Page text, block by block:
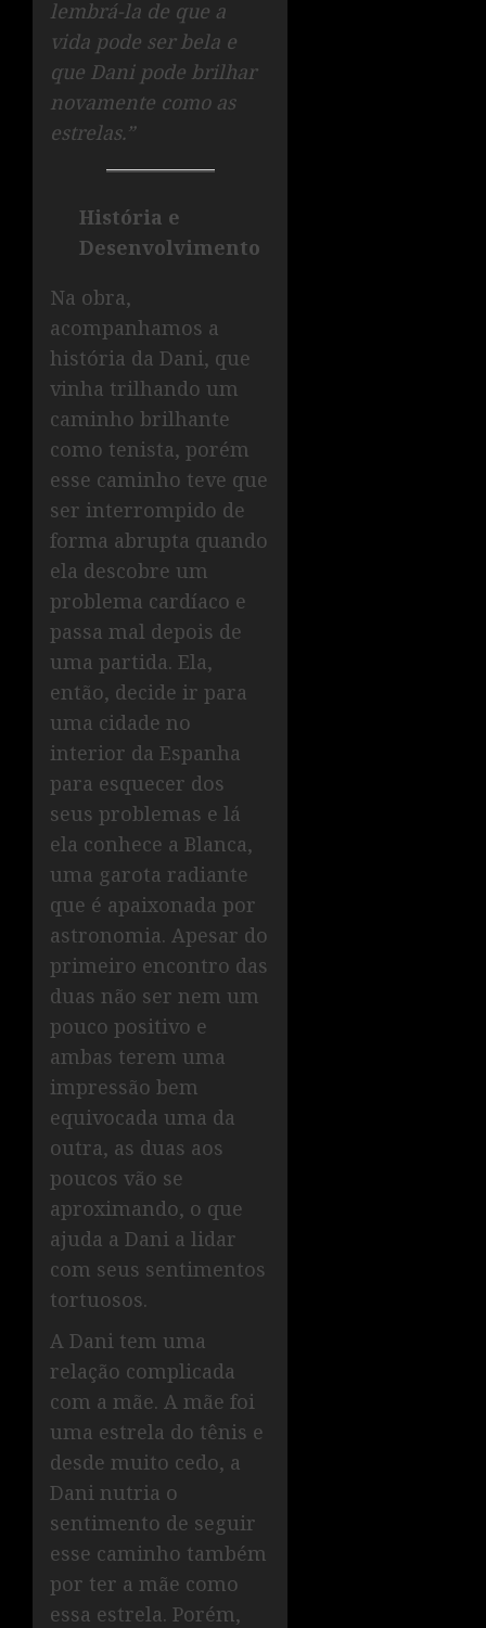
lembrá-la de que a
vida pode ser bela e
que Dani pode brilhar
novamente como as
estrelas.”
História e
Desenvolvimento
Na obra,
acompanhamos a
história da Dani, que
vinha trilhando um
caminho brilhante
como tenista, porém
esse caminho teve que
ser interrompido de
forma abrupta quando
ela descobre um
problema cardíaco e
passa mal depois de
uma partida. Ela,
então, decide ir para
uma cidade no
interior da Espanha
para esquecer dos
seus problemas e lá
ela conhece a Blanca,
uma garota radiante
que é apaixonada por
astronomia. Apesar do
primeiro encontro das
duas não ser nem um
pouco positivo e
ambas terem uma
impressão bem
equivocada uma da
outra, as duas aos
poucos vão se
aproximando, o que
ajuda a Dani a lidar
com seus sentimentos
tortuosos.
A Dani tem uma
relação complicada
com a mãe. A mãe foi
uma estrela do tênis e
desde muito cedo, a
Dani nutria o
sentimento de seguir
esse caminho também
por ter a mãe como
essa estrela. Porém,